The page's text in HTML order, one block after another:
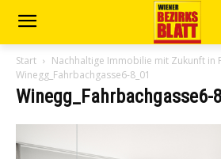
Start
Nachhaltige Immobilie mit Zukunft in
Winegg_Fahrbachgasse6-8_01
Winegg_Fahrbachgasse6-